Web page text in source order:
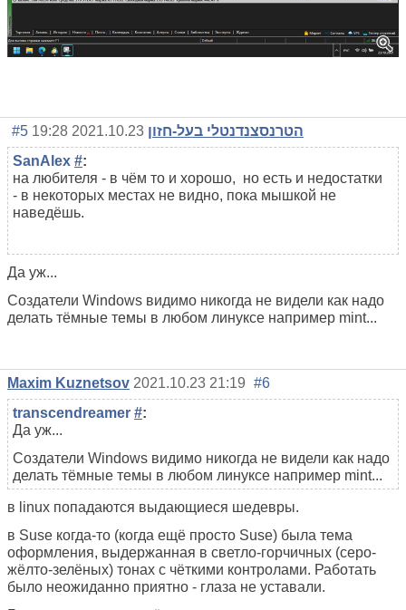
הטרנסצנדנטלי בעל-חזון 2021.10.23 19:28
#5
SanAlex #:
на любителя - в чём то и хорошо, но есть и недостатки
- в некоторых местах не видно, пока мышкой не
наведёшь.
Да уж...
Создатели Windows видимо никогда не видели как надо
делать тёмные темы в любом линуксе например mint...
Maxim Kuznetsov 2021.10.23 21:19 #6
transcendreamer #:
Да уж...
Создатели Windows видимо никогда не видели как надо
делать тёмные темы в любом линуксе например mint...
в linux попадаются выдающиеся шедевры.
в Suse когда-то (когда ещё просто Suse) была тема
оформления, выдержанная в светло-горчичных (серо-
жёлто-зелёных) тонах с чёткими контролами. Работать
было неожиданно приятно - глаза не уставали.